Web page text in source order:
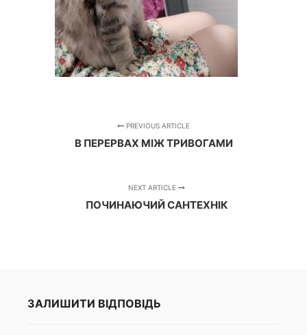
PREVIOUS ARTICLE
В ПЕРЕРВАХ МІЖ ТРИВОГАМИ
NEXT ARTICLE
ПОЧИНАЮЧИЙ САНТЕХНІК
ЗАЛИШИТИ ВІДПОВІДЬ